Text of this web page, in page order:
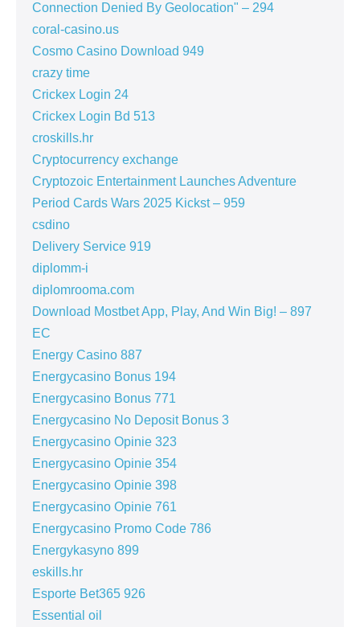
Connection Denied By Geolocation" – 294
coral-casino.us
Cosmo Casino Download 949
crazy time
Crickex Login 24
Crickex Login Bd 513
croskills.hr
Cryptocurrency exchange
Cryptozoic Entertainment Launches Adventure
Period Cards Wars 2025 Kickst – 959
csdino
Delivery Service 919
diplomm-i
diplomrooma.com
Download Mostbet App, Play, And Win Big! – 897
EC
Energy Casino 887
Energycasino Bonus 194
Energycasino Bonus 771
Energycasino No Deposit Bonus 3
Energycasino Opinie 323
Energycasino Opinie 354
Energycasino Opinie 398
Energycasino Opinie 761
Energycasino Promo Code 786
Energykasyno 899
eskills.hr
Esporte Bet365 926
Essential oil